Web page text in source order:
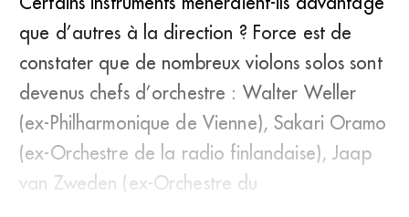
que d’autres à la direction ? Force est de
constater que de nombreux violons solos sont
devenus chefs d’orchestre : Walter Weller
(ex-Philharmonique de Vienne), Sakari Oramo
(ex-Orchestre de la radio finlandaise), Jaap
van Zweden (ex-Orchestre du